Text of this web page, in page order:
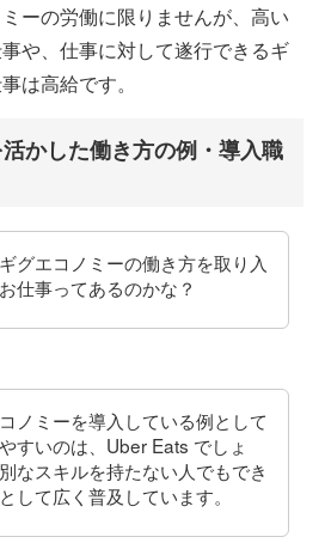
ーの労働に限りませんが、高い
や、仕事に対して遂行できるギ
は高給です。
かした働き方の例・導入職
グエコノミーの働き方を取り入
仕事ってあるのかな？
ノミーを導入している例として
すいのは、Uber Eats でしょ
なスキルを持たない人でもでき
して広く普及しています。